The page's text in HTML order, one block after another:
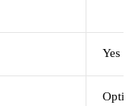
Yes